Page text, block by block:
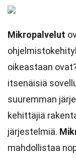
Mikropalvelut
oikeastaan
itsenäisiä
suuremman
kehittäjiä
järjestelmiä.
mahdollistaa